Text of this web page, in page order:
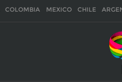
COLOMBIA MEXICO CHILE